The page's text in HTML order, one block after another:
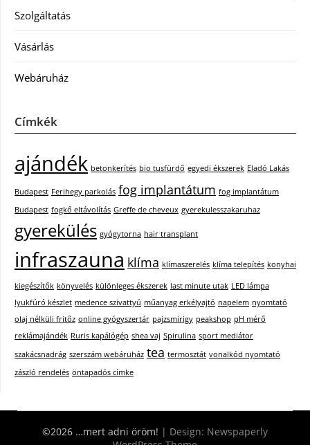
Szolgáltatás
Vásárlás
Webáruház
Címkék
ajándék betonkerítés bio tusfürdő egyedi ékszerek Eladó Lakás
Budapest Ferihegy parkolás fog implantátum fog implantátum
Budapest fogkő eltávolítás Greffe de cheveux gyerekulesszakaruhaz
gyerekülés gyógytorna hair transplant
infraszauna klíma klímaszerelés klíma telepítés konyhai
kiegészítők könyvelés különleges ékszerek last minute utak LED lámpa
lyukfúró készlet medence szivattyú műanyag erkélyajtó napelem nyomtató
olaj nélküli fritőz online gyógyszertár pajzsmirigy peakshop pH mérő
reklámajándék Ruris kapálógép shea vaj Spirulina sport mediátor
szakácsnadrág szerszám webáruház tea termosztát vonalkód nyomtató
zászló rendelés öntapadós címke
©2026 …mert adni öröm! | Design: Newspaperly